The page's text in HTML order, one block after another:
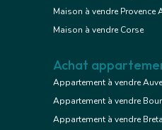
Maison à vendre Provence
Maison à vendre Corse
Achat
Appartement à vendre
Appartement à vendre
Appartement à vendre